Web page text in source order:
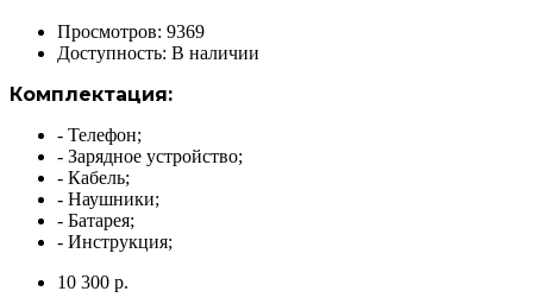
Просмотров: 9369
Доступность: В наличии
Комплектация:
- Телефон;
- Зарядное устройство;
- Кабель;
- Наушники;
- Батарея;
- Инструкция;
10 300 р.